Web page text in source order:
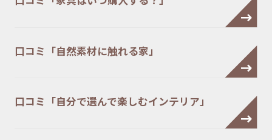
口コミ「自然素材に触れる家」
口コミ「自分で選んで楽しむインテリア」